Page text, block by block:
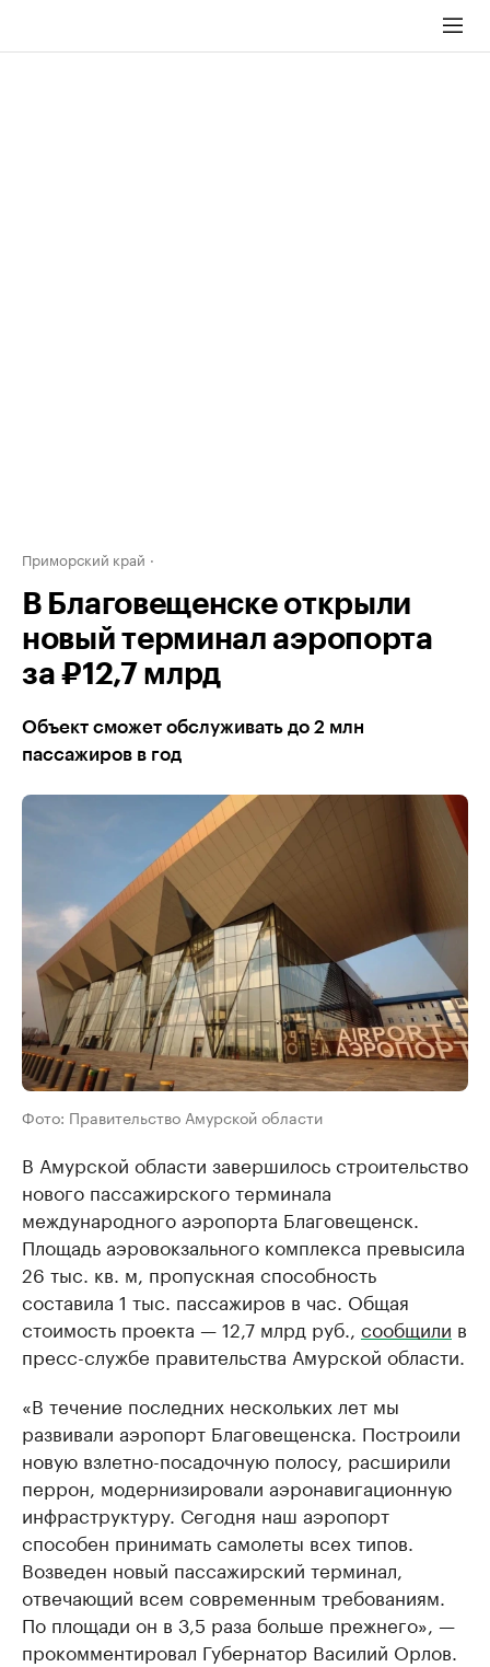
Приморский край
В Благовещенске открыли
новый терминал аэропорта
за ₽12,7 млрд
Объект сможет обслуживать до 2 млн
пассажиров в год
Фото: Правительство Амурской области
В Амурской области завершилось строительство
нового пассажирского терминала
международного аэропорта Благовещенск.
Площадь аэровокзального комплекса превысила
26 тыс. кв. м, пропускная способность
составила 1 тыс. пассажиров в час. Общая
стоимость проекта — 12,7 млрд руб., сообщили в
пресс-службе правительства Амурской области.
«В течение последних нескольких лет мы
развивали аэропорт Благовещенска. Построили
новую взлетно-посадочную полосу, расширили
перрон, модернизировали аэронавигационную
инфраструктуру. Сегодня наш аэропорт
способен принимать самолеты всех типов.
Возведен новый пассажирский терминал,
отвечающий всем современным требованиям.
По площади он в 3,5 раза больше прежнего», —
прокомментировал Губернатор Василий Орлов.